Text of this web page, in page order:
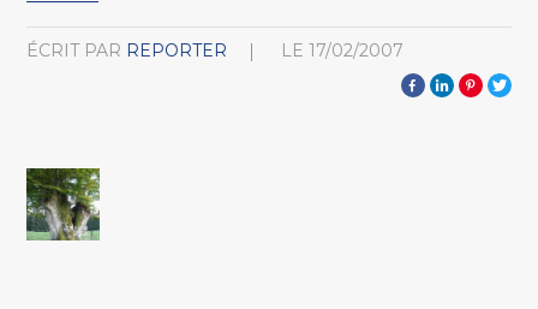
ÉCRIT PAR REPORTER LE 17/02/2007